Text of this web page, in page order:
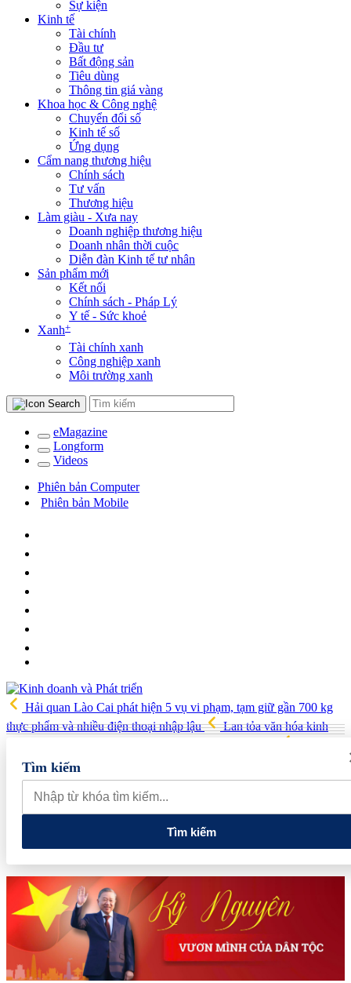
Sự kiện
Kinh tế
Tài chính
Đầu tư
Bất động sản
Tiêu dùng
Thông tin giá vàng
Khoa học & Công nghệ
Chuyển đổi số
Kinh tế số
Ứng dụng
Cẩm nang thương hiệu
Chính sách
Tư vấn
Thương hiệu
Làm giàu - Xưa nay
Doanh nghiệp thương hiệu
Doanh nhân thời cuộc
Diễn đàn Kinh tế tư nhân
Sản phẩm mới
Kết nối
Chính sách - Pháp Lý
Y tế - Sức khoẻ
Xanh+
Tài chính xanh
Công nghiệp xanh
Môi trường xanh
eMagazine
Longform
Videos
Phiên bản Computer
Phiên bản Mobile
Hải quan Lào Cai phát hiện 5 vụ vi phạm, tạm giữ gần 700 kg
thực phẩm và nhiều điện thoại nhập lậu
Lan tỏa văn hóa kinh
các cửa hàng rau củ quả sạch tại Hà Nội
đến nâng cao năng lực vận hành và quản trị rủi ro của doanh nghiệp
Tổng Bí thư, Chủ tịch nước: Hạ tầng phải được chuẩn bị cho
nền kinh tế tương lai
Tìm kiếm
Tìm kiếm